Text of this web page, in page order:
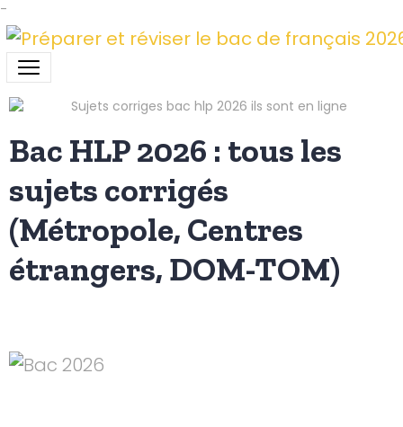
-
Bac HLP 2026 : tous les
sujets corrigés
(Métropole, Centres
étrangers, DOM-TOM)